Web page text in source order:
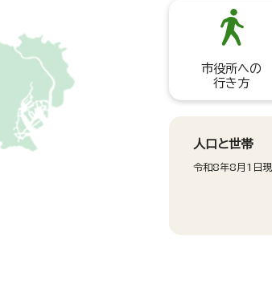
市役所への
行き方
人口と世帯
令和8年8月1日